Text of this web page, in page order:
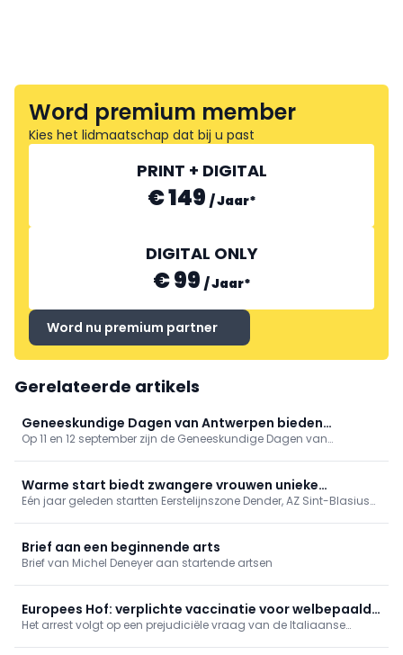
Word premium member
Kies het lidmaatschap dat bij u past
PRINT + DIGITAL
€ 149 /Jaar*
DIGITAL ONLY
€ 99 /Jaar*
Word nu premium partner
Gerelateerde artikels
Geneeskundige Dagen van Antwerpen bieden
gevarieerd programma
Op 11 en 12 september zijn de Geneeskundige Dagen van
nood- en rampgeneeskunde.
Warme start biedt zwangere vrouwen unieke
geïntegreerde aanpak
Eén jaar geleden startten Eerstelijnszone Dender, AZ Sint-Blasius
zwangerschap ondersteunt tijdens de eerste 1000 dagen van het
ouderschap.
Brief aan een beginnende arts
Brief van Michel Deneyer aan startende artsen
Europees Hof: verplichte vaccinatie voor welbepaalde
beroepsgroep discrimineert niet
Het arrest volgt op een prejudiciële vraag van de Italiaanse